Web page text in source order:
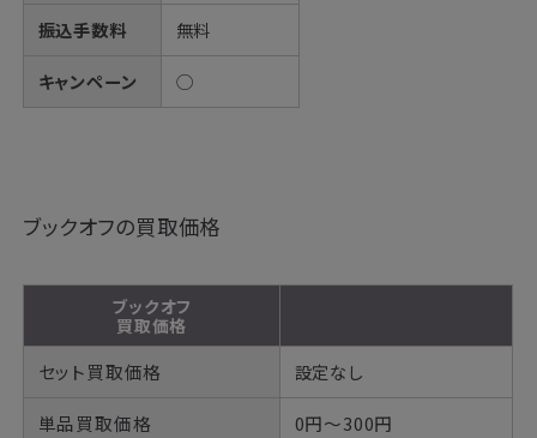
振込手数料 無料
キャンペーン ◯
ブックオフの買取価格
ブックオフ
買取価格
セット買取価格 設定なし
単品買取価格 0円～300円